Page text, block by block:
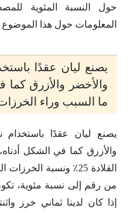
حول النسبة المئوية
المعلومات حول هذا الموضوع
يصنع ليان عقدًا
والأخضر والأزرق كما
ما السبب وراء
يصنع ليان عقدًا
والأزرق كما في الشكل
إذا كان لدينا ثماني خرز